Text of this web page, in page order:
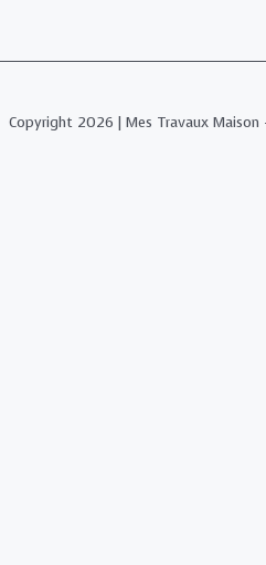
Copyright 2026 | Mes Travaux